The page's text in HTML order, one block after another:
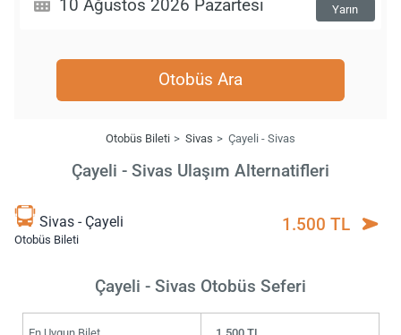
Yarın
Otobüs Ara
Otobüs Bileti Sivas Çayeli - Sivas
Çayeli - Sivas Ulaşım Alternatifleri
Sivas - Çayeli
Otobüs Bileti
1.500 TL
Çayeli - Sivas Otobüs Seferi